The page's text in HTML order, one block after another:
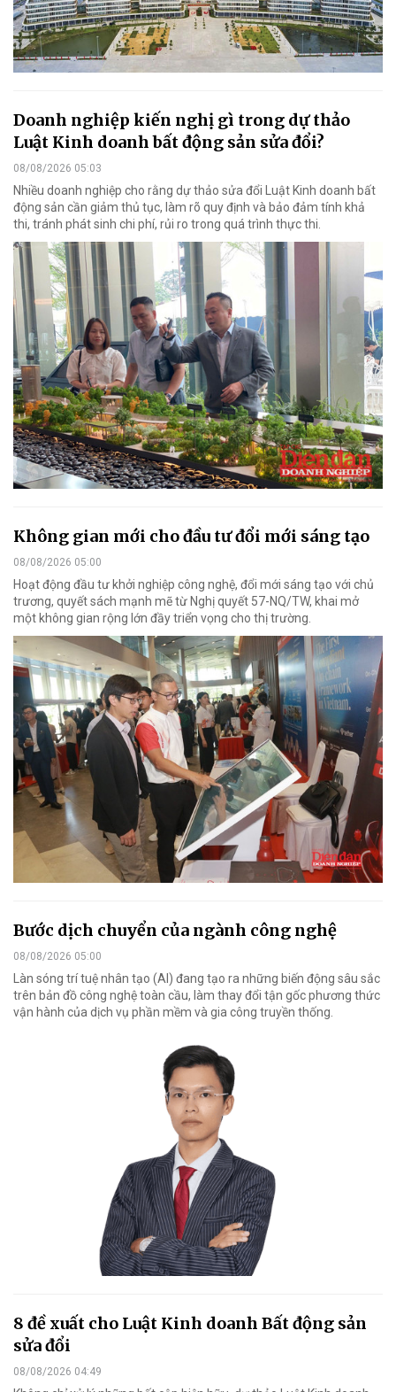
Doanh nghiệp kiến nghị gì trong dự thảo
Luật Kinh doanh bất động sản sửa đổi?
08/08/2026 05:03
Nhiều doanh nghiệp cho rằng dự thảo sửa đổi Luật Kinh doanh bất
động sản cần giảm thủ tục, làm rõ quy định và bảo đảm tính khả
thi, tránh phát sinh chi phí, rủi ro trong quá trình thực thi.
Không gian mới cho đầu tư đổi mới sáng tạo
08/08/2026 05:00
Hoạt động đầu tư khởi nghiệp công nghệ, đổi mới sáng tạo với chủ
trương, quyết sách mạnh mẽ từ Nghị quyết 57-NQ/TW, khai mở
một không gian rộng lớn đầy triển vọng cho thị trường.
Bước dịch chuyển của ngành công nghệ
08/08/2026 05:00
Làn sóng trí tuệ nhân tạo (AI) đang tạo ra những biến động sâu sắc
trên bản đồ công nghệ toàn cầu, làm thay đổi tận gốc phương thức
vận hành của dịch vụ phần mềm và gia công truyền thống.
8 đề xuất cho Luật Kinh doanh Bất động sản
sửa đổi
08/08/2026 04:49